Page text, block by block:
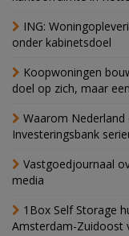
ING:
onder kabinetsdoel
Koopwoningen
doel op zich, maar
Waarom
Investeringsbank
Vastgoedjournaal
media
1Box Self Storage
Amsterdam-Zuidoost